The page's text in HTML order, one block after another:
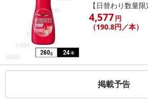
【日替わり数量
4,577円
（190.8円／本）
掲載予告